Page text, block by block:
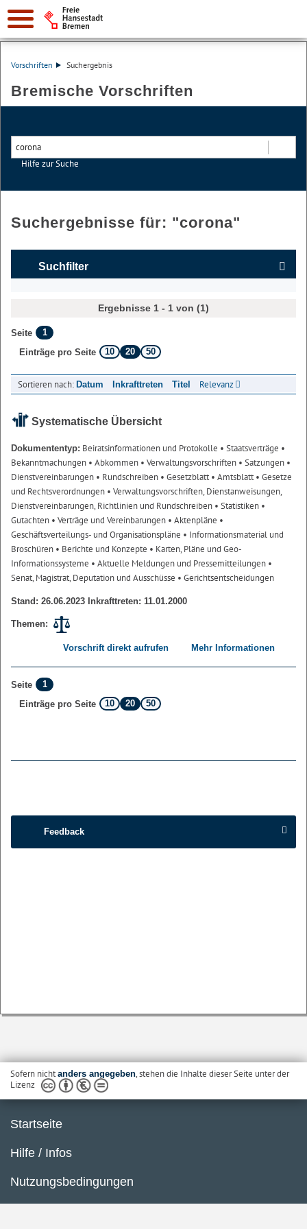
Vorschriften Suchergebnis
Bremische Vorschriften
Hilfe zur Suche
Suchergebnisse für: "corona"
Suchfilter
Ergebnisse 1 - 1 von (1)
Seite
1
Einträge pro Seite
10 20 50
Sortieren nach: Datum Inkrafttreten Titel Relevanz
Systematische Übersicht
Dokumententyp: Beiratsinformationen und Protokolle • Staatsverträge •
Bekanntmachungen • Abkommen • Verwaltungsvorschriften • Satzungen •
Dienstvereinbarungen • Rundschreiben • Gesetzblatt• Amtsblatt• Gesetze
und Rechtsverordnungen • Verwaltungsvorschriften, Dienstanweisungen,
Dienstvereinbarungen, Richtlinien und Rundschreiben • Statistiken •
Gutachten • Verträge und Vereinbarungen • Aktenpläne •
Geschäftsverteilungs- und Organisationspläne • Informationsmaterial und
Broschüren • Berichte und Konzepte • Karten, Pläne und Geo-
Informationssysteme • Aktuelle Meldungen und Pressemitteilungen •
Senat, Magistrat, Deputation und Ausschüsse • Gerichtsentscheidungen
Stand: 26.06.2023 Inkrafttreten: 11.01.2000
Themen:
Vorschrift direkt aufrufen Mehr Informationen
Seite
1
Einträge pro Seite
10 20 50
Feedback
Sofern nichtanders angegeben, stehen die Inhalte dieser Seite unter der
Lizenz
Startseite
Hilfe / Infos
Nutzungsbedingungen